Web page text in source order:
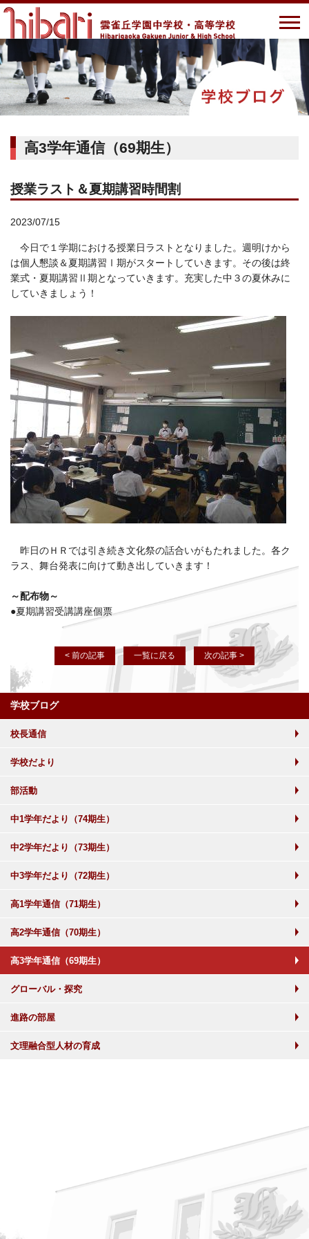
高3学年通信（69期生）
授業ラスト＆夏期講習時間割
2023/07/15
今日で１学期における授業日ラストとなりました。週明けから
は個人懇談＆夏期講習Ⅰ期がスタートしていきます。その後は終
業式・夏期講習Ⅱ期となっていきます。充実した中３の夏休みに
していきましょう！
昨日のＨＲでは引き続き文化祭の話合いがもたれました。各ク
ラス、舞台発表に向けて動き出していきます！
～配布物～
●夏期講習受講講座個票
< 前の記事 一覧に戻る 次の記事 >
学校ブログ
校長通信
学校だより
部活動
中1学年だより（74期生）
中2学年だより（73期生）
中3学年だより（72期生）
高1学年通信（71期生）
高2学年通信（70期生）
高3学年通信（69期生）
グローバル・探究
進路の部屋
文理融合型人材の育成